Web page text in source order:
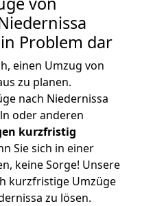
Problem dar
einen Umzug von
zu planen.
nach Niedernissa
oder anderen
kurzfristig
Sie sich in einer
keine Sorge! Unsere
kurzfristige Umzüge
zu lösen.